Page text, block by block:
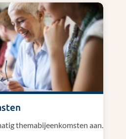
themabijeenkomsten aan.